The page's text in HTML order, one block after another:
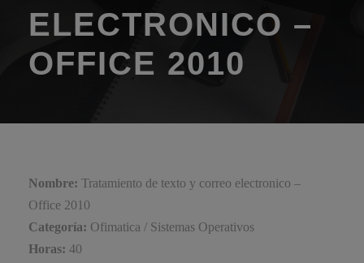
ELECTRONICO –
OFFICE 2010
Nombre: Tratamiento de texto y correo electronico –
Office 2010
Categoría: Ofimatica / Sistemas Operativos
Horas: 40